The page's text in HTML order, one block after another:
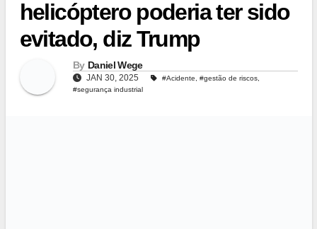
helicóptero poderia ter sido
evitado, diz Trump
By Daniel Wege
JAN 30, 2025 #Acidente #gestão de riscos,
#segurança industrial